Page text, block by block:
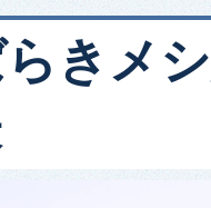
きメ